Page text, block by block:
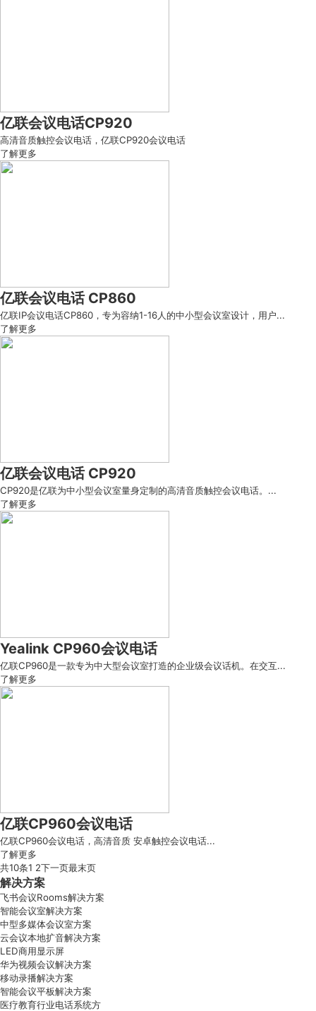
亿联会议电话CP920
高清音质触控会议电话，亿联CP920会议电话
了解更多
亿联会议电话 CP860
亿联IP会议电话CP860，专为容纳1-16人的中小型会议室设计，用户...
了解更多
亿联会议电话 CP920
CP920是亿联为中小型会议室量身定制的高清音质触控会议电话。...
了解更多
Yealink CP960会议电话
亿联CP960是一款专为中大型会议室打造的企业级会议话机。在交互...
了解更多
亿联CP960会议电话
亿联CP960会议电话，高清音质 安卓触控会议电话...
了解更多
共10条1 2下一页最末页
解决方案
飞书会议Rooms解决方案
智能会议室解决方案
中型多媒体会议室方案
云会议本地扩音解决方案
LED商用显示屏
华为视频会议解决方案
移动录播解决方案
智能会议平板解决方案
医疗教育行业电话系统方